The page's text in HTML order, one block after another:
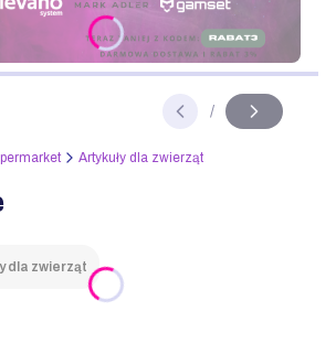
aby otworzyć stronę.
Slajd
/
z
Artykuły dla zwierząt
dla zwierząt